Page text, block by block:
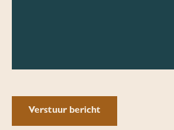
Verstuur bericht